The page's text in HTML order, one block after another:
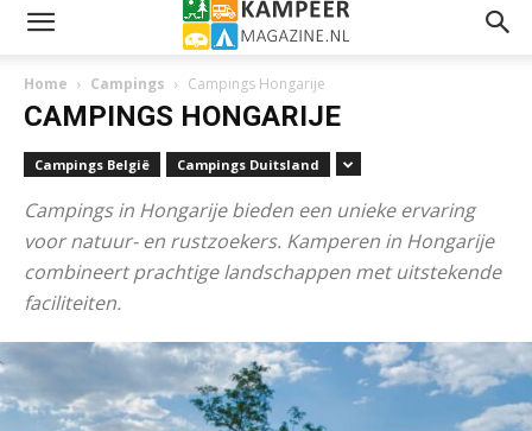
Home Campings Campings Hongarije
CAMPINGS HONGARIJE
Campings België Campings Duitsland
Campings in Hongarije bieden een unieke ervaring
voor natuur- en rustzoekers. Kamperen in Hongarije
combineert prachtige landschappen met uitstekende
faciliteiten.